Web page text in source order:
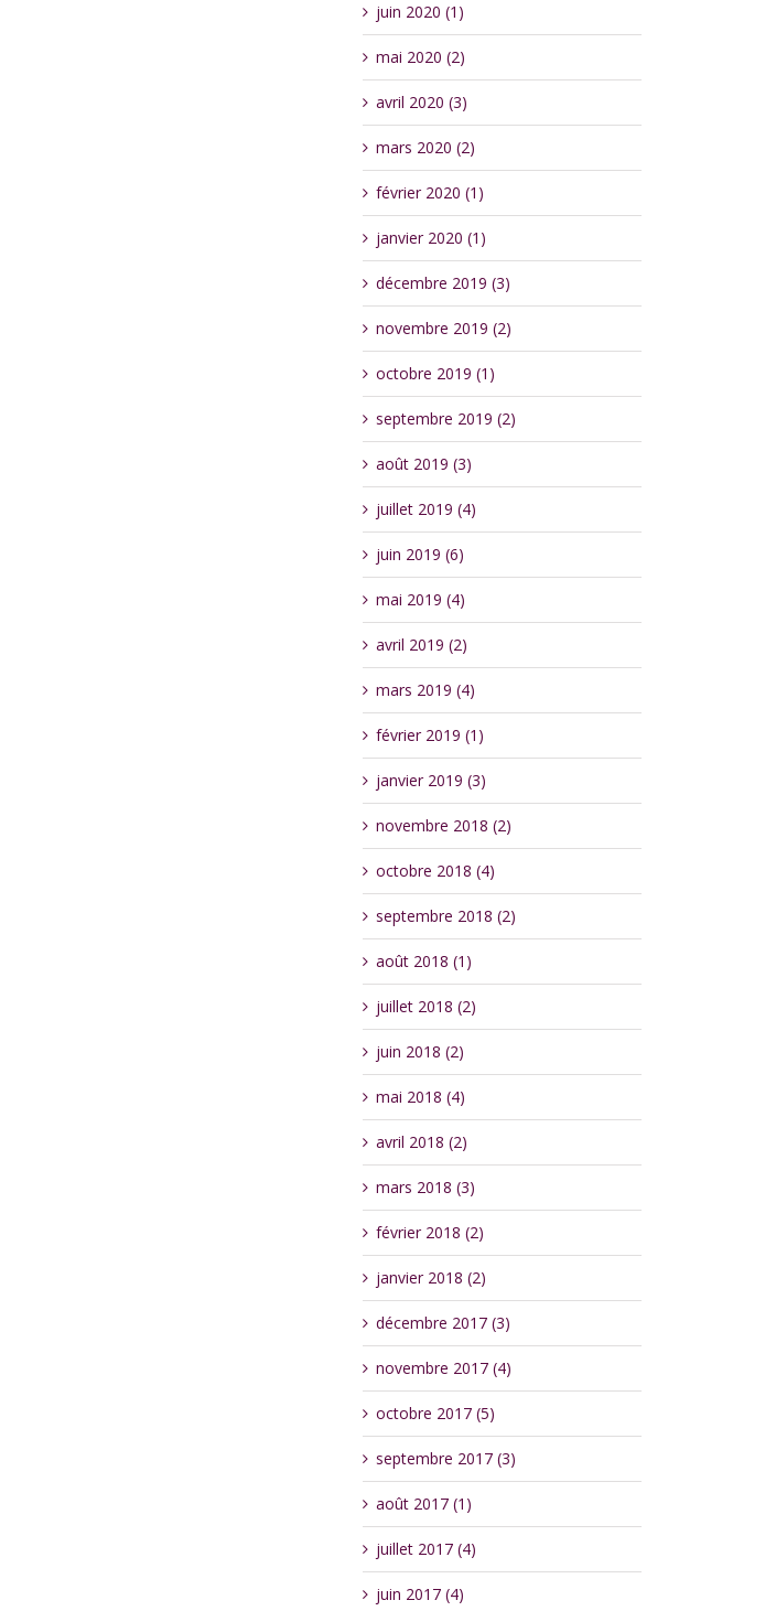
juin 2020 (1)
mai 2020 (2)
avril 2020 (3)
mars 2020 (2)
février 2020 (1)
janvier 2020 (1)
décembre 2019 (3)
novembre 2019 (2)
octobre 2019 (1)
septembre 2019 (2)
août 2019 (3)
juillet 2019 (4)
juin 2019 (6)
mai 2019 (4)
avril 2019 (2)
mars 2019 (4)
février 2019 (1)
janvier 2019 (3)
novembre 2018 (2)
octobre 2018 (4)
septembre 2018 (2)
août 2018 (1)
juillet 2018 (2)
juin 2018 (2)
mai 2018 (4)
avril 2018 (2)
mars 2018 (3)
février 2018 (2)
janvier 2018 (2)
décembre 2017 (3)
novembre 2017 (4)
octobre 2017 (5)
septembre 2017 (3)
août 2017 (1)
juillet 2017 (4)
juin 2017 (4)